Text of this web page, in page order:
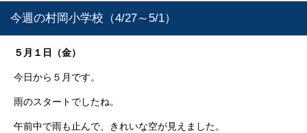
今週の村岡小学校（4/27～5/1）
５月１日（金）
今日から５月です。
雨のスタートでしたね。
午前中で雨も止んで、きれいな空が見えました。